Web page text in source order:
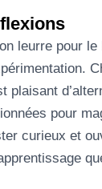
leurre pour le
plaisant
pour
curieux et